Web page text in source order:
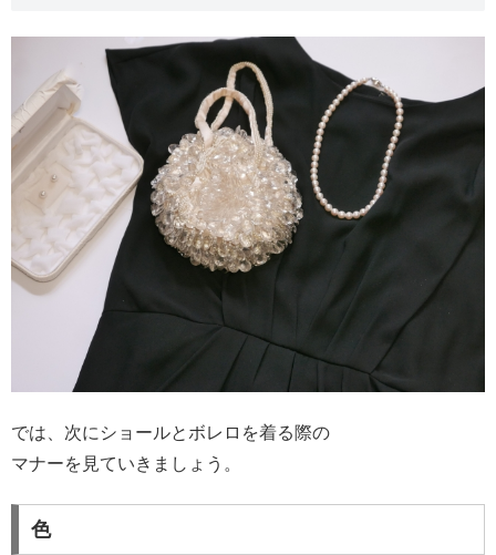
では、次にショールとボレロを着る際の
マナーを見ていきましょう。
色